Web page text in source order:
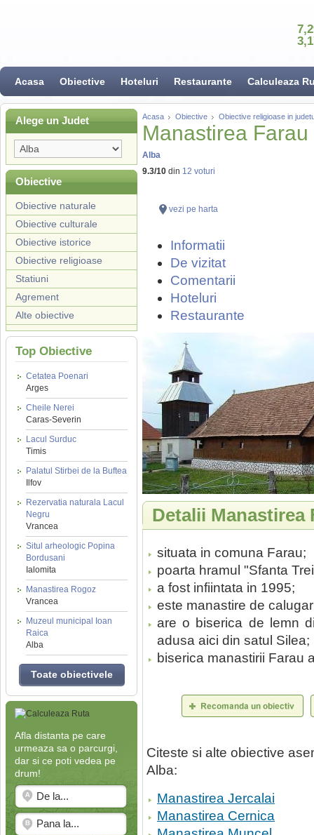
Acasa Obiective Hoteluri Restaurante Calculeaza
Alege un Judet
Obiective
Obiective naturale
Obiective culturale
Obiective istorice
Obiective religioase
Statiuni
Agrement
Alte obiective
Top Obiective
Cetatea Poenari
Arges
Cheile Nerei
Caras-Severin
Lacul Surduc
Timis
Palatul Stirbei de la Buftea
Ilfov
Rezervatia naturala Lacul
Negru
Vrancea
Situl arheologic Popina
Bordusani
Ialomita
Manastirea Rogoz
Vrancea
Muzeul municipal Ioan
Raica
Alba
Toate obiectivele
Afla distanta pe care
urmeaza sa o parcurgi,
dar si ce poti vedea pe
drum!
Acasa Obiective Obiective religioase in
Manastirea Farau
Alba
9.3/10 din 12 voturi
vezi pe harta
Informatii
De vizitat
Comentarii
Hoteluri
Restaurante
Detalii Manastirea
situata in comuna Farau;
poarta hramul "Sfanta
a fost infiintata in 1995;
este manastire de
are o biserica de lemn
adusa aici din satul Silea;
biserica manastirii Farau
Citeste si alte obiective
Alba:
Manastirea Jercalai
Manastirea Cernica